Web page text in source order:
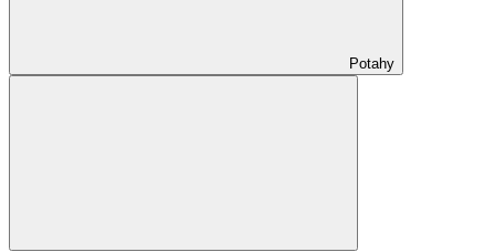
Potahy